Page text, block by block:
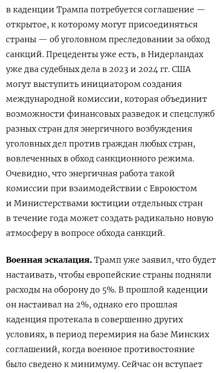
в каденции Трампа потребуется соглашение —
открытое, к которому могут присоединяться
страны — об уголовном преследовании за обход
санкций. Прецеденты уже есть, в Нидерландах
уже два судебных дела в 2023 и 2024 гг. США
могут выступить инициатором создания
международной комиссии, которая объединит
возможности финансовых разведок и спецслужб
разных стран для энергичного возбуждения
уголовных дел против граждан любых стран,
вовлеченных в обход санкционного режима.
Очевидно, что энергичная работа такой
комиссии при взаимодействии с Евроюстом
и Министерствами юстиции отдельных стран
в течение года может создать радикально новую
атмосферу в вопросе обхода санкций.
Военная эскалация. Трамп уже заявил, что будет
настаивать, чтобы европейские страны подняли
расходы на оборону до 5%. В прошлой каденции
он настаивал на 2%, однако его прошлая
каденция протекала в совершенно других
условиях, в период перемирия на базе Минских
соглашений, когда военное противостояние
было сведено к минимуму. Сейчас он вступает